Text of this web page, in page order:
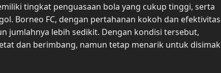
tingkat penguasaan bola yang cukup tinggi, serta
Borneo FC, dengan pertahanan kokoh dan efektivitas
jumlahnya lebih sedikit. Dengan kondisi tersebut,
dan berimbang, namun tetap menarik untuk disimak